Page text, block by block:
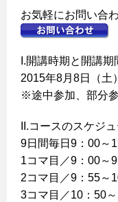
お気軽にお問い合
I.開講時期と開講期
2015年8月8日（土
※途中参加、部分
II.コースのスケジ
9日間毎日9：00～
1コマ目／9：00～
2コマ目／9：55～
3コマ目／10：50